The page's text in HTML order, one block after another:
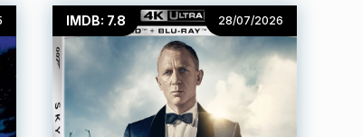
IMDB: 7.8 28/07/2026